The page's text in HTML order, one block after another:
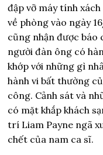
đập vỡ máy tính
về phòng vào ngày
cũng nhận được báo
người đàn ông có
khớp với những gì
hành vi bất thường
công. Cảnh sát và
có mặt khắp khách
trí Liam Payne ngã
chết của nam ca sĩ.